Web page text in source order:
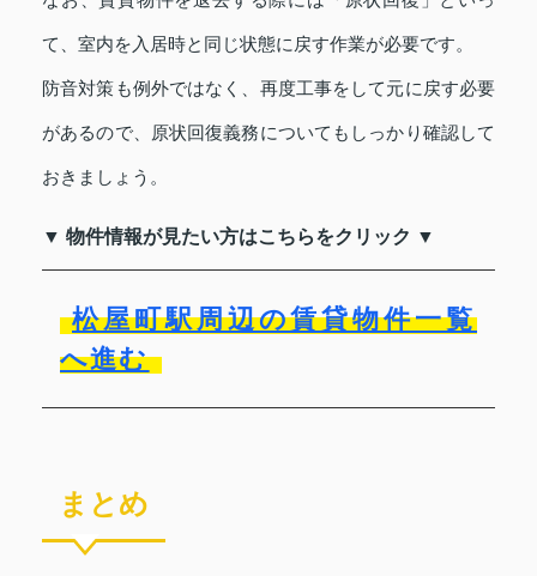
て、室内を入居時と同じ状態に戻す作業が必要です。
防音対策も例外ではなく、再度工事をして元に戻す必要
があるので、原状回復義務についてもしっかり確認して
おきましょう。
▼ 物件情報が見たい方はこちらをクリック ▼
松屋町駅周辺の賃貸物件一覧
へ進む
まとめ